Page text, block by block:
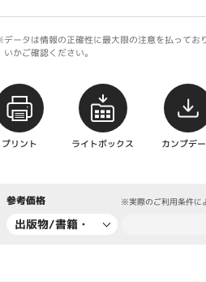
ータは情報の正確性に最大限の注意を払ってお
いかご確認ください。
プリント ライトボックス カンプデ
参考価格 ※実際のご利用条件に
出版物/書籍・